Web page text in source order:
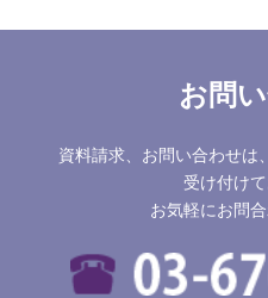
お問
資料請求、お問い合わせは
受け付けて
お気軽にお問合